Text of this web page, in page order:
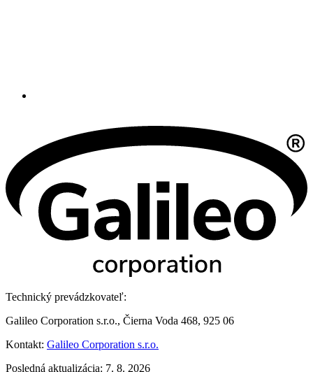
Technický prevádzkovateľ:
Galileo Corporation s.r.o., Čierna Voda 468, 925 06
Kontakt: Galileo Corporation s.r.o.
Posledná aktualizácia: 7. 8. 2026